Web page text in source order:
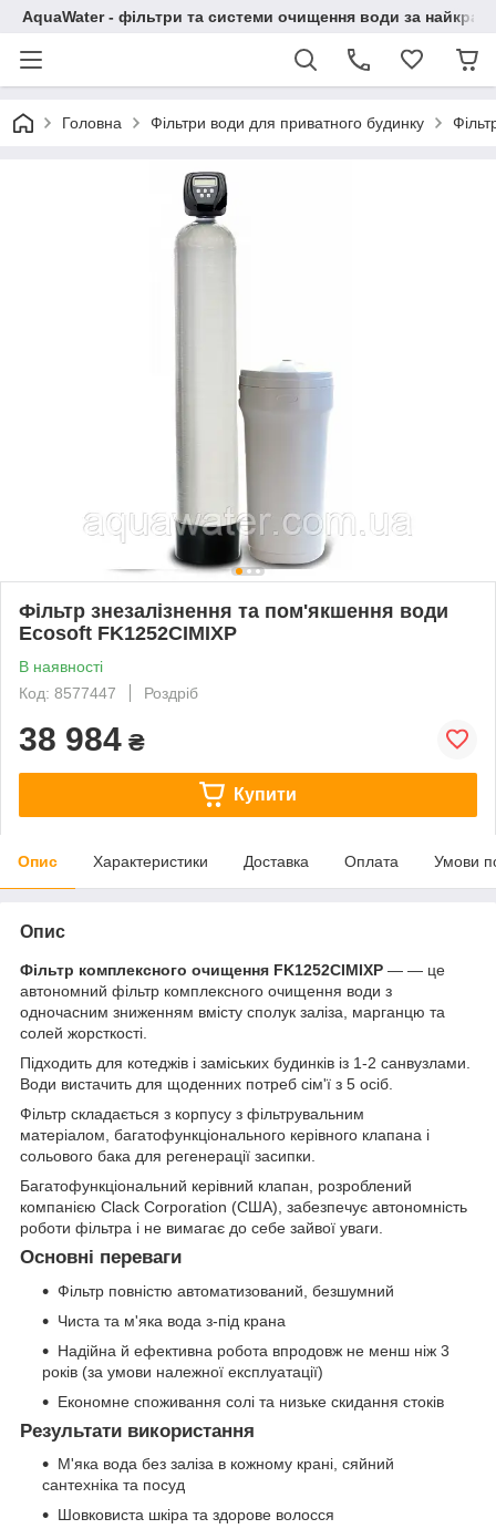
AquaWater - фільтри та системи очищення води за
Головна Фільтри води для приватного будинку
Фільтр знезалізнення та пом'якшення води
Ecosoft FK1252CIMIXP
В наявності
Код: 8577447
Роздріб
38 984 ₴
Купити
Опис Характеристики Доставка Оплата Умови
Опис
Фільтр комплексного очищення FK1252CIMIXP — — це
автономний фільтр комплексного очищення води з
одночасним зниженням вмісту сполук заліза, марганцю та
солей жорсткості.
Підходить для котеджів і заміських будинків із 1-2 санвузлами.
Води вистачить для щоденних потреб сім'ї з 5 осіб.
Фільтр складається з корпусу з фільтрувальним
матеріалом, багатофункціонального керівного клапана і
сольового бака для регенерації засипки.
Багатофункціональний керівний клапан, розроблений
компанією Clack Corporation (США), забезпечує автономність
роботи фільтра і не вимагає до себе зайвої уваги.
Основні переваги
Фільтр повністю автоматизований, безшумний
Чиста та м'яка вода з-під крана
Надійна й ефективна робота впродовж не менш ніж 3
років (за умови належної експлуатації)
Економне споживання солі та низьке скидання стоків
Результати використання
М'яка вода без заліза в кожному крані, сяйний
сантехніка та посуд
Шовковиста шкіра та здорове волосся